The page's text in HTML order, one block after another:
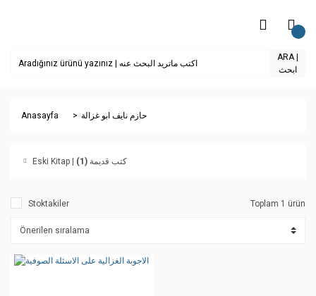
ARA |
ابحث
Anasayfa حازم نايف ابو غزالة
Eski Kitap | كتب قديمة(1)
Stoktakiler Toplam 1 ürün